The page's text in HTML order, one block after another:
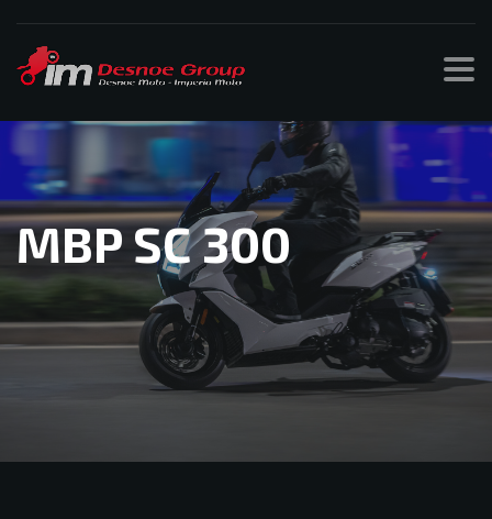
MBP SC 300